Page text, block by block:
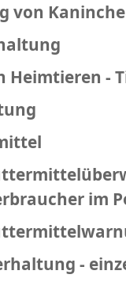
von
Heimtieren -
im
-